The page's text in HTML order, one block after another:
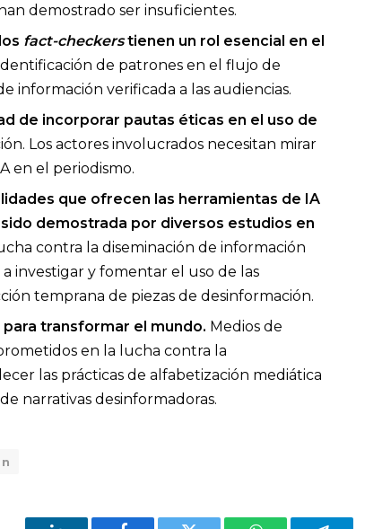
demostrado ser insuficientes.
fact-checkerstienen un rol esencial en el
de patrones en el flujo de
información verificada a las audiencias.
de incorporar pautas éticas en el uso de
Los actores involucrados necesitan mirar
en el periodismo.
que ofrecen las herramientas de IA
demostrada por diversos estudios en
contra la diseminación de información
investigar y fomentar el uso de las
temprana de piezas de desinformación.
transformar el mundo. Medios de
en la lucha contra la
las prácticas de alfabetización mediática
narrativas desinformadoras.